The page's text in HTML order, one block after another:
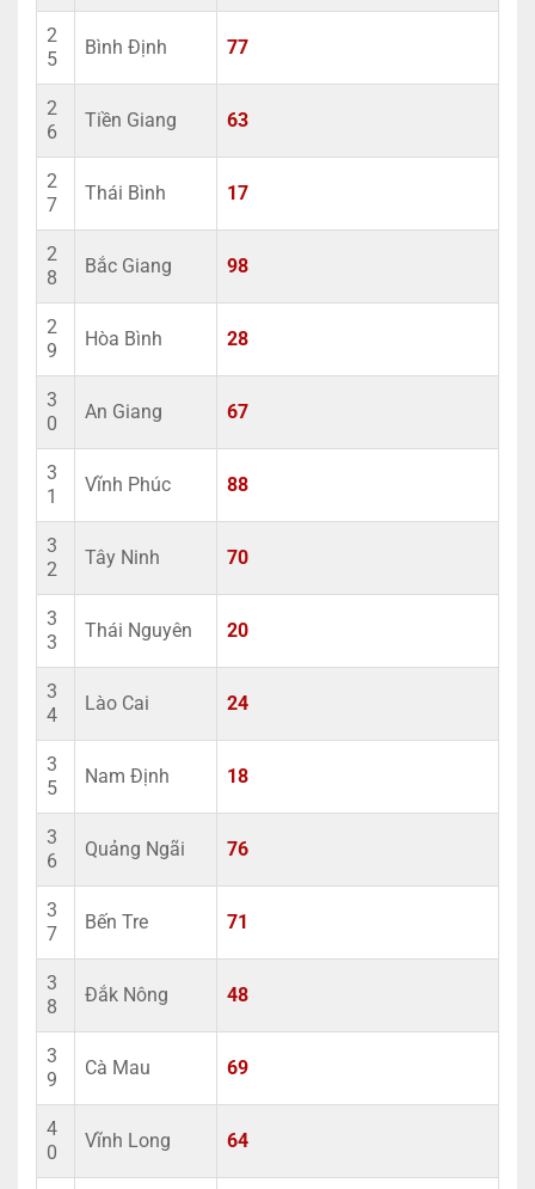
2
5
Bình Định 77
2
6
Tiền Giang 63
2
7
Thái Bình 17
2
8
Bắc Giang 98
2
9
Hòa Bình 28
3
0
An Giang 67
3
1
Vĩnh Phúc 88
3
2
Tây Ninh 70
3
3
Thái Nguyên 20
3
4
Lào Cai 24
3
5
Nam Định 18
3
6
Quảng Ngãi 76
3
7
Bến Tre 71
3
8
Đắk Nông 48
3
9
Cà Mau 69
4
0
Vĩnh Long 64